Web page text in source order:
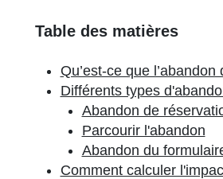
Table des matières
Qu’est-ce que l’abandon
Différents types
Abandon de
Parcourir l'abandon
Abandon du
Comment calculer